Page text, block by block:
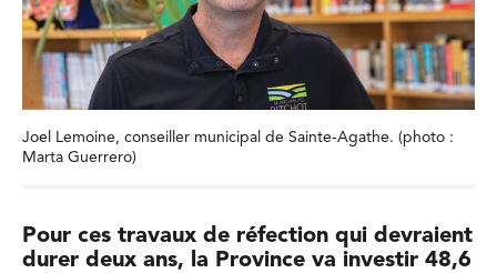
Joel Lemoine, conseiller municipal de Sainte-Agathe. (photo :
Marta Guerrero)
Pour ces travaux de réfection qui devraient
durer deux ans, la Province va investir 48,6